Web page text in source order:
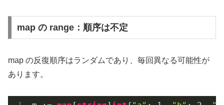
map の range：順序は不定
map の反復順序はランダムであり、毎回異なる可能性が
あります。